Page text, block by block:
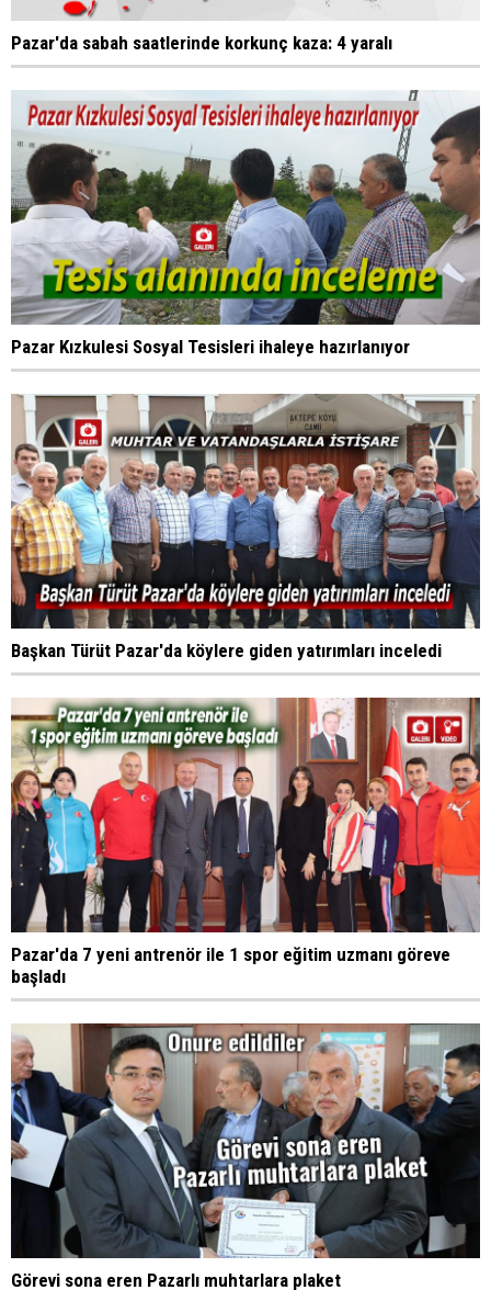
Pazar'da sabah saatlerinde korkunç kaza: 4 yaralı
Pazar Kızkulesi Sosyal Tesisleri ihaleye hazırlanıyor
Başkan Türüt Pazar'da köylere giden yatırımları inceledi
Pazar'da 7 yeni antrenör ile 1 spor eğitim uzmanı göreve
başladı
Görevi sona eren Pazarlı muhtarlara plaket